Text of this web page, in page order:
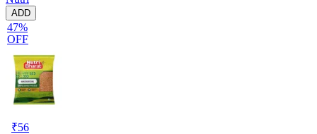
ADD
47%
OFF
₹56